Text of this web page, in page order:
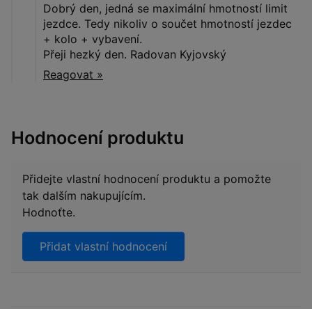
Dobrý den, jedná se maximální hmotností limit
jezdce. Tedy nikoliv o součet hmotností jezdec
+ kolo + vybavení.
Přeji hezký den. Radovan Kyjovský
Reagovat »
Hodnocení produktu
Přidejte vlastní hodnocení produktu a pomožte
tak dalším nakupujícím.
Hodnoťte.
Přidat vlastní hodnocení